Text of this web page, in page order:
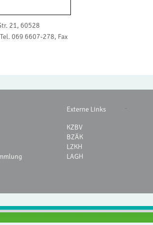
21, 60528
069 6607-278, Fax
Externe Links
KZBV
BZÄK
LZKH
LAGH